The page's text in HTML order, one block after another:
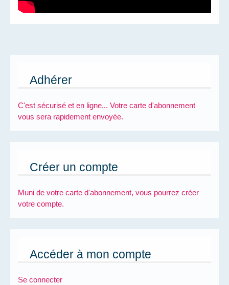
Adhérer
C'est sécurisé et en ligne... Votre carte d'abonnement
vous sera rapidement envoyée.
Créer un compte
Muni de votre carte d'abonnement, vous pourrez créer
votre compte.
Accéder à mon compte
Se connecter